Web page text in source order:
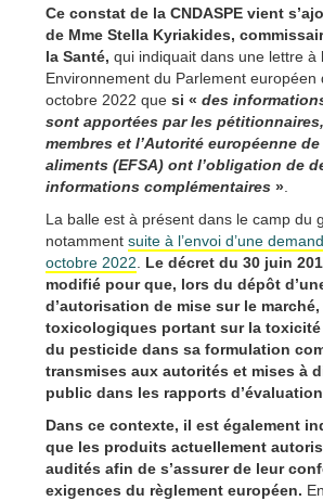
Ce constat de la CNDASPE vient
de Mme Stella Kyriakides,
la Santé, qui indiquait dans une lettre à
Environnement du Parlement européen
octobre 2022 que si « des
sont apportées par les
membres et l’Autorité européenne
aliments (EFSA) ont l’obligation de
informations complémentaires ».
La balle est à présent dans le camp du
notamment suite à l’envoi d’une
octobre 2022. Le décret du 30 juin
modifié pour que, lors du dépôt
d’autorisation de mise sur le
toxicologiques portant sur la toxicité
du pesticide dans sa formulation
transmises aux autorités et mises à
public dans les rapports
Dans ce contexte, il est également
que les produits actuellement
audités afin de s’assurer de leur
exigences du règlement européen.